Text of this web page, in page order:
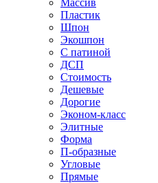
Массив
Пластик
Шпон
Экошпон
С патиной
ДСП
Стоимость
Дешевые
Дорогие
Эконом-класс
Элитные
Форма
П-образные
Угловые
Прямые